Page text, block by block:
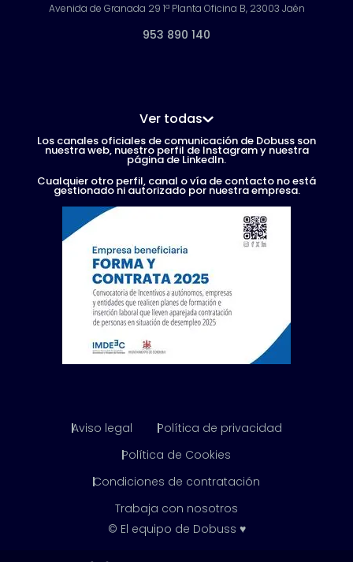
Avenida de Granada 29 1ª Planta Oficina B, 23003 Jaén
953 890 140
Ver todas
Los canales oficiales de comunicación de Dobuss son
nuestra web, nuestro perfil de Instagram y nuestra
página de LinkedIn.
Cualquier otro perfil, canal o vía de contacto no está
gestionado ni autorizado por nuestra empresa.
Aviso legal
Política de privacidad
Política de Cookies
Condiciones de contratación
Trabaja con nosotros
© El equipo de Dobuss ♥